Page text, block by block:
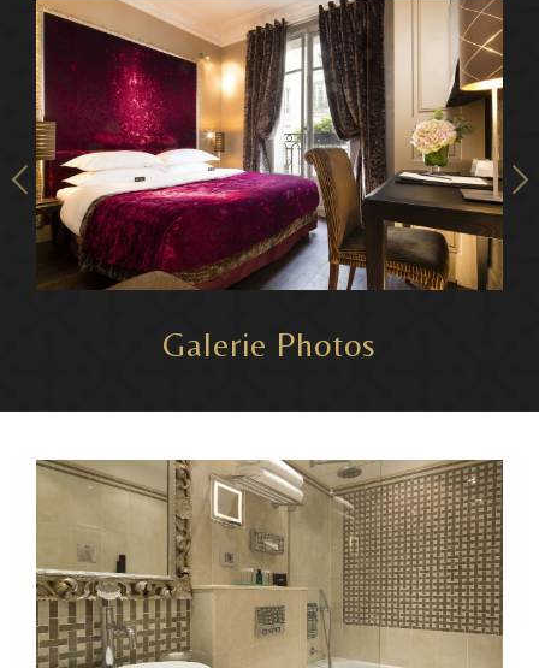
Galerie Photos